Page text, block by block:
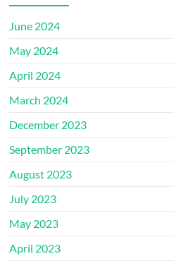
June 2024
May 2024
April 2024
March 2024
December 2023
September 2023
August 2023
July 2023
May 2023
April 2023